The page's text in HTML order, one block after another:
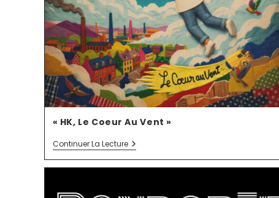
« HK, Le Coeur Au Vent »
Continuer La Lecture